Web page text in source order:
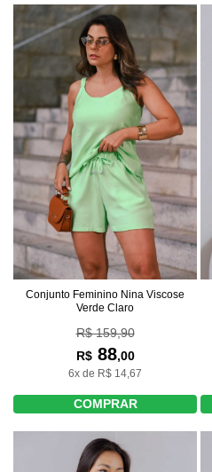
Conjunto Feminino Nina Viscose
Verde Claro
R$ 159,90
R$88,00
6x de R$ 14,67
COMPRAR